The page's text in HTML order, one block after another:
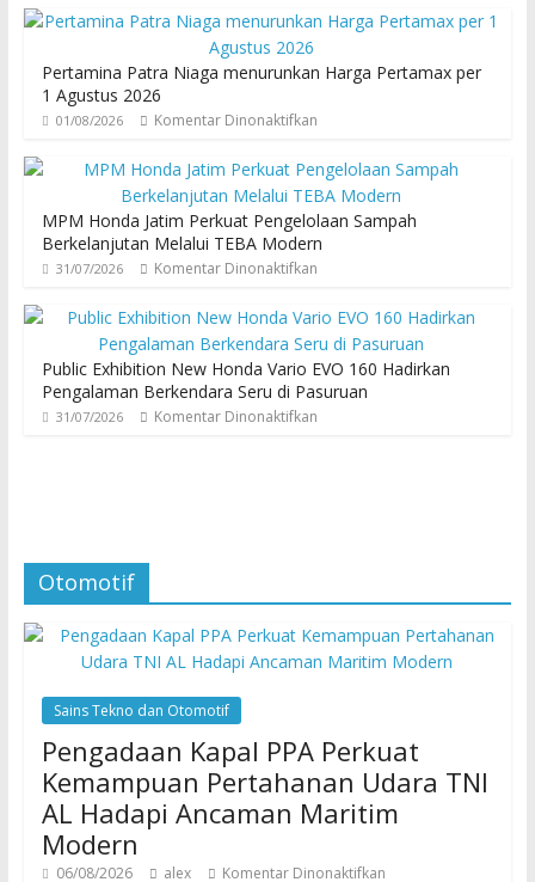
Pertamina Patra Niaga menurunkan Harga Pertamax per
1 Agustus 2026
01/08/2026 Komentar Dinonaktifkan
MPM Honda Jatim Perkuat Pengelolaan Sampah
Berkelanjutan Melalui TEBA Modern
31/07/2026 Komentar Dinonaktifkan
Public Exhibition New Honda Vario EVO 160 Hadirkan
Pengalaman Berkendara Seru di Pasuruan
31/07/2026 Komentar Dinonaktifkan
Otomotif
Sains Tekno dan Otomotif
Pengadaan Kapal PPA Perkuat
Kemampuan Pertahanan Udara TNI
AL Hadapi Ancaman Maritim
Modern
06/08/2026 alex Komentar Dinonaktifkan